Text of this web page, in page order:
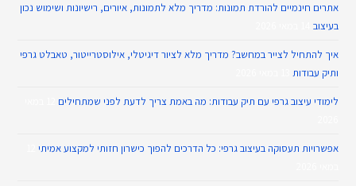
אתרים חינמיים להורדת תמונות: מדריך מלא לתמונות, איורים, רישיונות ושימוש נכון
בעיצוב
איך להתחיל לצייר במחשב? מדריך מלא לציור דיגיטלי, אילוסטרייטור, טאבלט גרפי
ותיק עבודות
לימודי עיצוב גרפי עם תיק עבודות: מה באמת צריך לדעת לפני שמתחילים
אפשרויות תעסוקה בעיצוב גרפי: כל הדרכים להפוך כישרון חזותי למקצוע אמיתי